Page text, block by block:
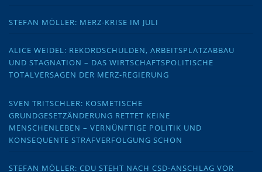
STEFAN MÖLLER: MERZ-KRISE IM JULI
ALICE WEIDEL: REKORDSCHULDEN, ARBEITSPLATZABBAU
UND STAGNATION – DAS WIRTSCHAFTSPOLITISCHE
TOTALVERSAGEN DER MERZ-REGIERUNG
SVEN TRITSCHLER: KOSMETISCHE
GRUNDGESETZÄNDERUNG RETTET KEINE
MENSCHENLEBEN – VERNÜNFTIGE POLITIK UND
KONSEQUENTE STRAFVERFOLGUNG SCHON
STEFAN MÖLLER: CDU STEHT NACH CSD-ANSCHLAG VOR